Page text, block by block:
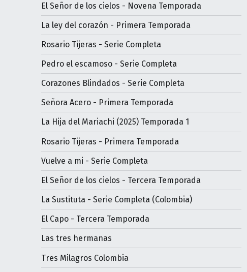
El Señor de los cielos - Novena Temporada
La ley del corazón - Primera Temporada
Rosario Tijeras - Serie Completa
Pedro el escamoso - Serie Completa
Corazones Blindados - Serie Completa
Señora Acero - Primera Temporada
La Hija del Mariachi (2025) Temporada 1
Rosario Tijeras - Primera Temporada
Vuelve a mi - Serie Completa
El Señor de los cielos - Tercera Temporada
La Sustituta - Serie Completa (Colombia)
El Capo - Tercera Temporada
Las tres hermanas
Tres Milagros Colombia